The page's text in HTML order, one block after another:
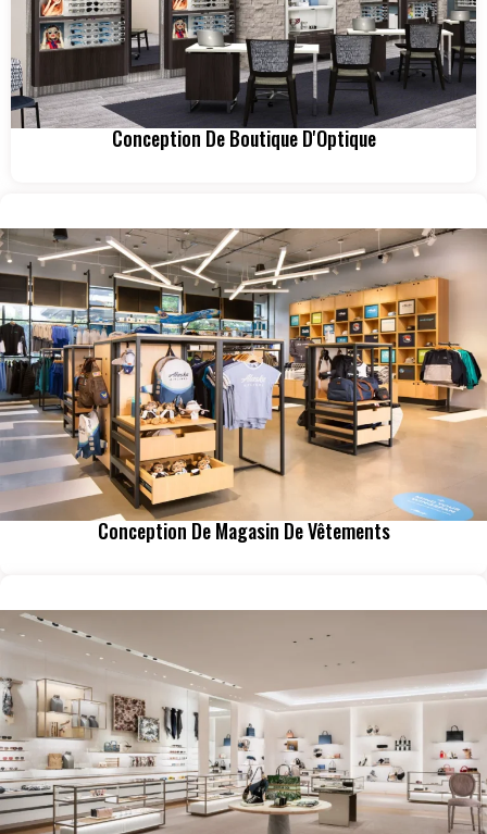
Conception De Boutique D'Optique
Conception De Magasin De Vêtements